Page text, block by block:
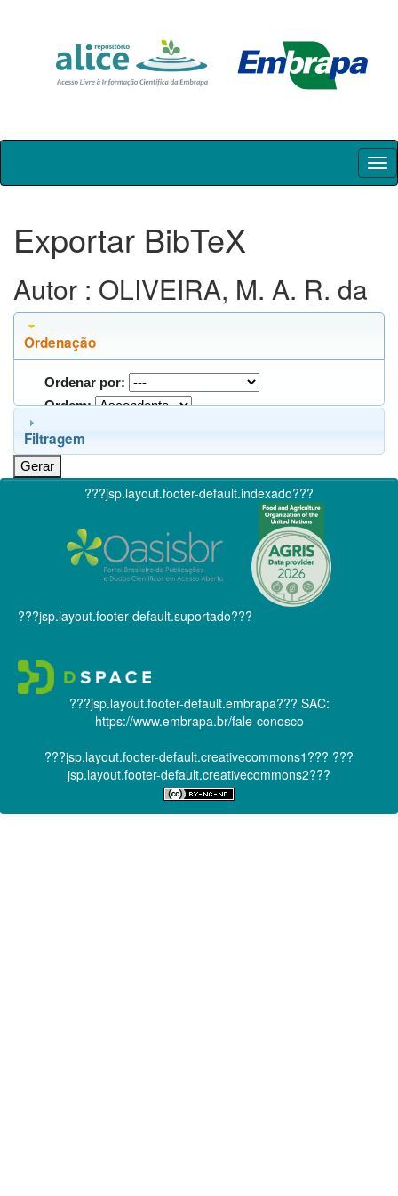
Skip
Exportar BibTeX
Autor : OLIVEIRA, M. A. R. da
Ordenação
Ordenar por:
Ordem:
Filtragem
???jsp.layout.footer-default.indexado???
???jsp.layout.footer-default.suportado???
???jsp.layout.footer-default.embrapa??? SAC:
https://www.embrapa.br/fale-conosco
???jsp.layout.footer-default.creativecommons1??? ???
jsp.layout.footer-default.creativecommons2???